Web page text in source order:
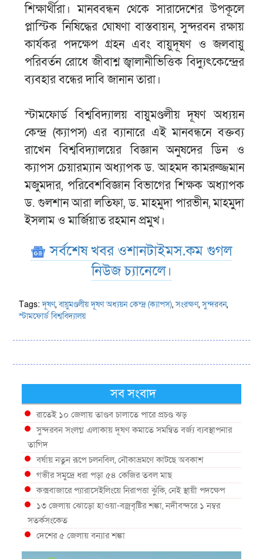
শিক্ষার্থীরা। মানববন্ধন থেকে সারাদেশের উপকূলে
প্লাস্টিক নিষিদ্ধের ঘোষণা বাস্তবায়ন, সুন্দরবন রক্ষায়
কার্যকর পদক্ষেপ গ্রহন এবং বায়ুদূষণ ও জলবায়ু
পরিবর্তন রোধে জীবাশ্ন জ্বালানীভিত্তিক বিদ্যুৎকেন্দ্রের
ব্যবহার বন্ধের দাবি জানান তারা।
স্টামফোর্ড বিশ্ববিদ্যালয় বায়ুমণ্ডলীয় দূষণ অধ্যয়ন
কেন্দ্র (ক্যাপস) এর ব্যানারে এই মানবন্ধনে বক্তব্য
রাখেন বিশ্ববিদ্যালয়ের বিজ্ঞান অনুষদের ডিন ও
ক্যাপস চেয়ারম্যান অধ্যাপক ড. আহমদ কামরুজ্জমান
মজুমদার, পরিবেশবিজ্ঞান বিভাগের শিক্ষক অধ্যাপক
ড. গুলশান আরা লতিফা, ড. মাহমুদা পারভীন, মাহমুদা
ইসলাম ও মার্জিয়াত রহমান প্রমুখ।
সর্বশেষ খবর ওশানটাইমস.কম গুগল
নিউজ চ্যানেলে।
Tags:দূষণ,বায়ুমণ্ডলীয় দূষণ অধ্যয়ন কেন্দ্র (ক্যাপস),সংরক্ষণ,সুন্দরবন,
স্টামফোর্ড বিশ্ববিদ্যালয়
সব সংবাদ
রাতেই ১০ জেলায় তাণ্ডব চালাতে পারে প্রচণ্ড ঝড়
সুন্দরবন সংলগ্ন এলাকায় দূষণ কমাতে সমন্বিত বর্জ্য ব্যবস্থাপনার
তাগিদ
বর্ষায় নতুন রূপে চলনবিল, নৌকাভ্রমণে কাটছে অবকাশ
গভীর সমুদ্রে ধরা পড়া ৫৪ কেজির তবল মাছ
কক্সবাজারে প্যারাসেইলিংয়ে নিরাপত্তা ঝুঁকি, নেই স্থায়ী পদক্ষেপ
১৩ জেলায় ঝোড়ো হাওয়া-বজ্রবৃষ্টির শঙ্কা, নদীবন্দরে ১ নম্বর
সতর্কসংকেত
দেশের ৫ জেলায় বন্যার শঙ্কা
দেশের বিভিন্ন অঞ্চলে বজ্রবৃষ্টির আভাস, ঢাকার আকাশও মেঘলা